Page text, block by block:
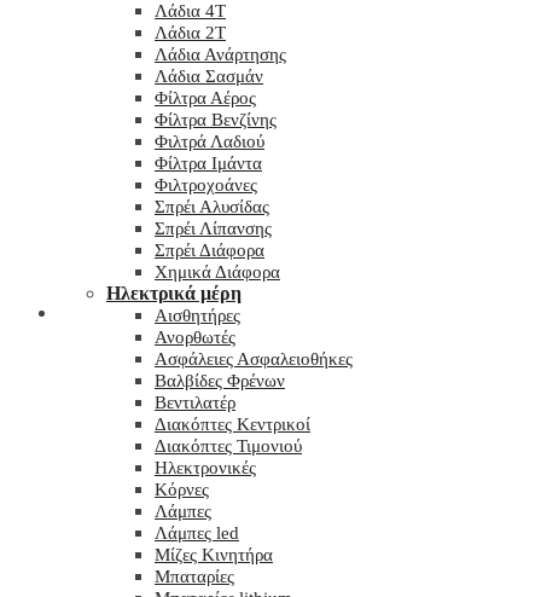
Λάδια 4T
Λάδια 2T
Λάδια Ανάρτησης
Λάδια Σασμάν
Φίλτρα Αέρος
Φίλτρα Βενζίνης
Φιλτρά Λαδιού
Φίλτρα Ιμάντα
Φιλτροχοάνες
Σπρέι Αλυσίδας
Σπρέι Λίπανσης
Σπρέι Διάφορα
Χημικά Διάφορα
Hλεκτρικά μέρη
Αισθητήρες
Ανορθωτές
Ασφάλειες Ασφαλειοθήκες
Βαλβίδες Φρένων
Βεντιλατέρ
Διακόπτες Κεντρικοί
Διακόπτες Τιμονιού
Ηλεκτρονικές
Κόρνες
Λάμπες
Λάμπες led
Μίζες Κινητήρα
Μπαταρίες